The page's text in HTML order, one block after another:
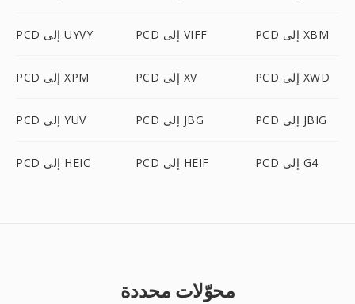
PCD إلى UYVY PCD إلى VIFF PCD إلى XBM
PCD إلى XPM PCD إلى XV PCD إلى XWD
PCD إلى YUV PCD إلى JBG PCD إلى JBIG
PCD إلى HEIC PCD إلى HEIF PCD إلى G4
محوّلات محددة